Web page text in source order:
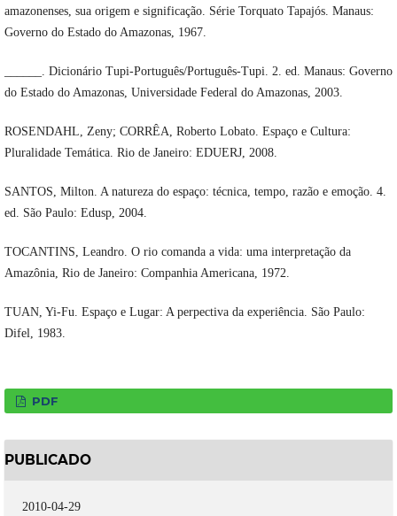
amazonenses, sua origem e significação. Série Torquato Tapajós. Manaus:
Governo do Estado do Amazonas, 1967.
______. Dicionário Tupi-Português/Português-Tupi. 2. ed. Manaus: Governo
do Estado do Amazonas, Universidade Federal do Amazonas, 2003.
ROSENDAHL, Zeny; CORRÊA, Roberto Lobato. Espaço e Cultura:
Pluralidade Temática. Rio de Janeiro: EDUERJ, 2008.
SANTOS, Milton. A natureza do espaço: técnica, tempo, razão e emoção. 4.
ed. São Paulo: Edusp, 2004.
TOCANTINS, Leandro. O rio comanda a vida: uma interpretação da
Amazônia, Rio de Janeiro: Companhia Americana, 1972.
TUAN, Yi-Fu. Espaço e Lugar: A perpectiva da experiência. São Paulo:
Difel, 1983.
PDF
PUBLICADO
2010-04-29